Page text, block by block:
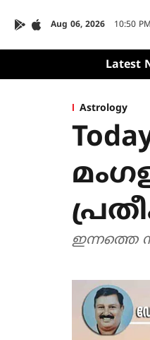
Aug 06, 2026 10:50 PM
Latest
Astrology
ഇന്നത്തെ